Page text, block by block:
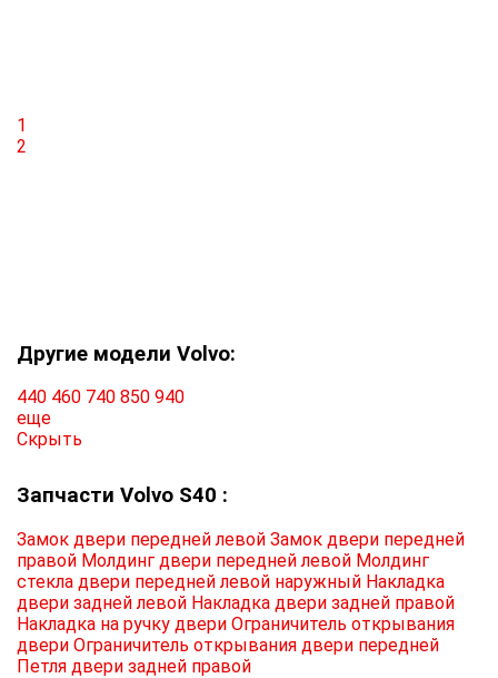
1
2
Другие модели Volvo:
440 460 740 850 940
еще
Скрыть
Запчасти Volvo S40 :
Замок двери передней левой Замок двери передней
правой Молдинг двери передней левой Молдинг
стекла двери передней левой наружный Накладка
двери задней левой Накладка двери задней правой
Накладка на ручку двери Ограничитель открывания
двери Ограничитель открывания двери передней
Петля двери задней правой